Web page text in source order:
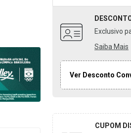
Exclusivo
Saiba Mais
Ver Desconto
CUPOM